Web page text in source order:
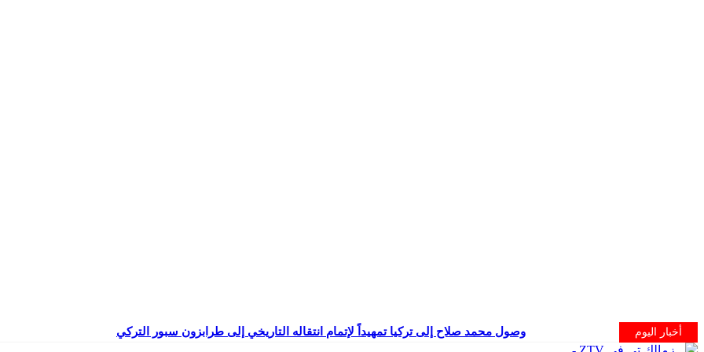
أخبار اليوم وصول محمد صلاح إلى تركيا تمهيداً لإتمام انتقاله التاريخي إلى طرابزون سبور التركي